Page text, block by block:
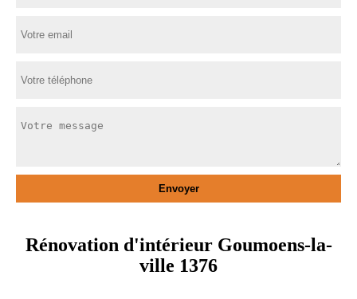
Rénovation d'intérieur Goumoens-la-
ville 1376